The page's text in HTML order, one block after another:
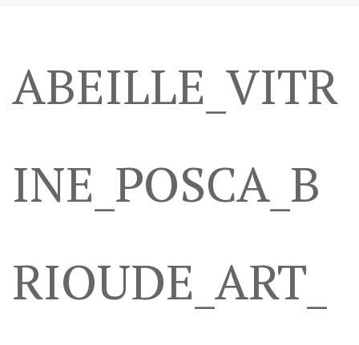
ABEILLE_VITR
INE_POSCA_B
RIOUDE_ART_